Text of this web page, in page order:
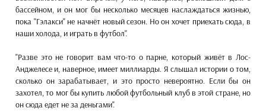
бассейном, и он мог бы несколько месяцев наслаждаться жизнью,
пока "Гэлакси" не начнёт новый сезон. Но он хочет приехать сюда, в
наши холода, и играть в футбол".
"Разве это не говорит вам что-то о парне, который живёт в Лос-
Анджелесе и, наверное, имеет миллиарды. Я слышал истории о том,
сколько он зарабатывает, и это просто невероятно. Если бы он
захотел, то мог бы купить любой футбольный клуб в этой стране, но
он сюда едет не за деньгами".